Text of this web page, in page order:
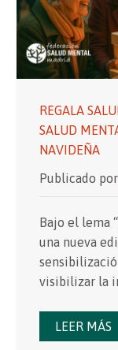
REGALA
SALUD
NAVIDEÑA
Publicado por
Bajo el lema
una nueva
visibilizar la
LEER MÁS